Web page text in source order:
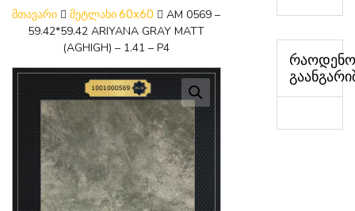
მთავარი მეტლახი 60x60
AM 0569 –
59.42*59.42 ARIYANA GRAY MATT
(AGHIGH) – 1.41 – P4